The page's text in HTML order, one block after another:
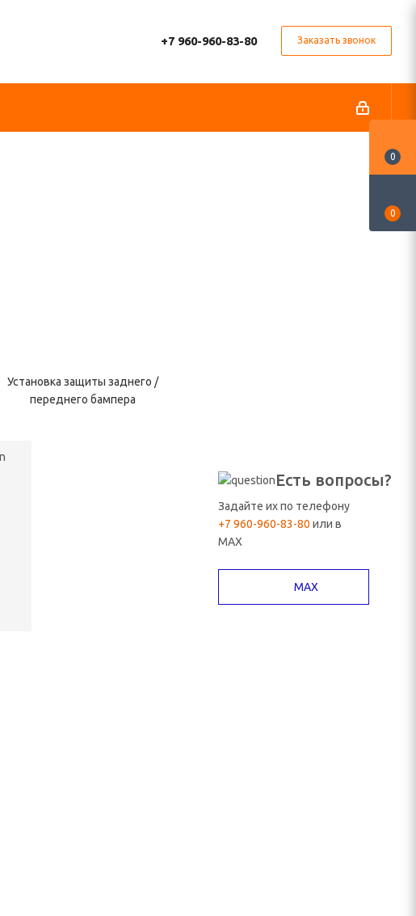
+7 960-960-83-80 Заказать звонок
Установка защиты заднего /
переднего бампера
Есть вопросы?
Задайте их по телефону
+7 960-960-83-80 или в
MAX
MAX
0
0